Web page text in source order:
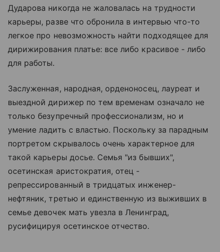
Дударова никогда не жаловалась на трудности
карьеры, разве что обронила в интервью что-то
легкое про невозможность найти подходящее для
дирижирования платье: все либо красивое - либо
для работы.
Заслуженная, народная, орденоносец, лауреат и
выездной дирижер по тем временам означало не
только безупречный профессионализм, но и
умение ладить с властью. Поскольку за парадным
портретом скрывалось очень характерное для
такой карьеры досье. Семья "из бывших",
осетинская аристократия, отец -
репрессированный в тридцатых инженер-
нефтяник, третью и единственную из выживших в
семье девочек мать увезла в Ленинград,
русифицируя осетинское отчество.